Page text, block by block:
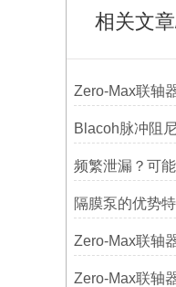
相关文
隔膜泵的优势